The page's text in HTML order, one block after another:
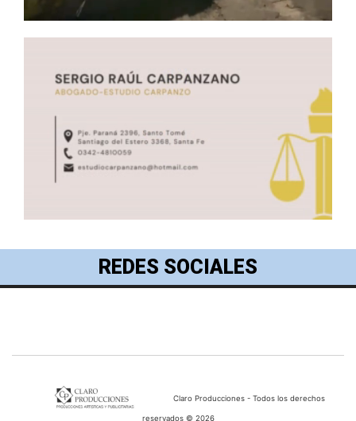
REDES SOCIALES
Claro Producciones - Todos los derechos
reservados © 2026